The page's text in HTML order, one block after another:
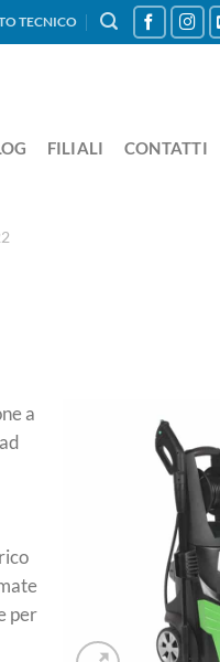
TECNICO
FILIALI CONTATTI
a
per